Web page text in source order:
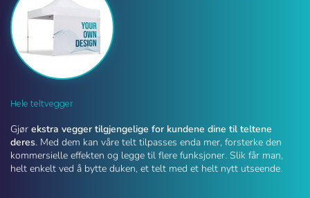
Gazebo walls | Adivin Beach Flag
Hele teltvegger
Gjør ekstra vegger tilgjengelige for kundene dine til teltene
deres. Med dem kan våre telt tilpasses enda mer, forsterke den
kommersielle effekten og legge til flere funksjoner. Slik får man,
helt enkelt ved å bytte duken, et telt med et helt nytt utseende.